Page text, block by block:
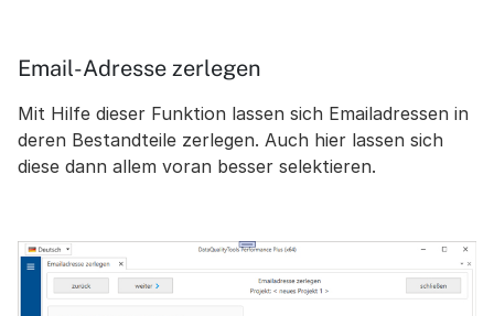
Email-Adresse zerlegen
Mit Hilfe dieser Funktion lassen sich Emailadressen in
deren Bestandteile zerlegen. Auch hier lassen sich
diese dann allem voran besser selektieren.